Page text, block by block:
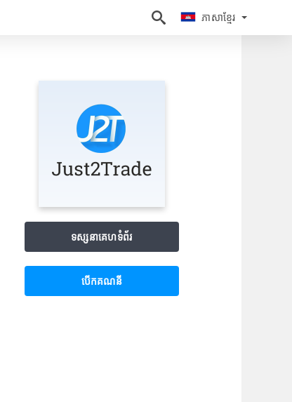
ភាសាខ្មែរ
ភាសាខ្មែរ
ទស្សនាគេហទំព័រ
បើក​គណនី